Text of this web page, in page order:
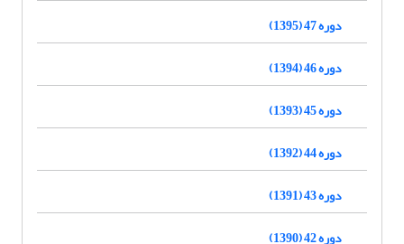
دوره 47 (1395)
دوره 46 (1394)
دوره 45 (1393)
دوره 44 (1392)
دوره 43 (1391)
دوره 42 (1390)